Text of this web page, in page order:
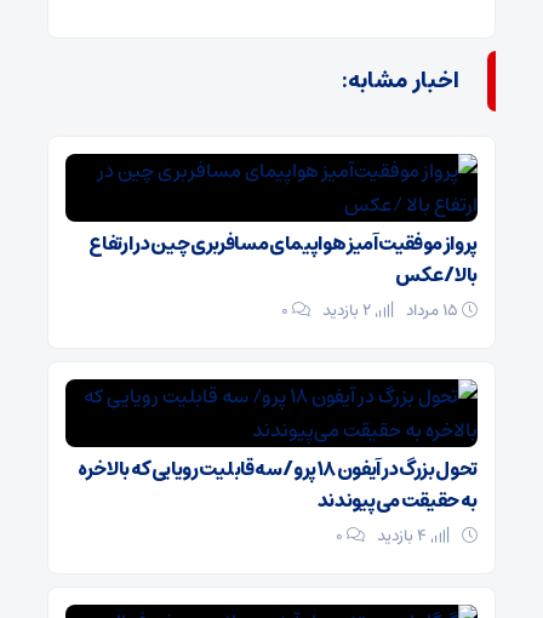
اخبار مشابه:
پرواز موفقیت‌آمیز هواپیمای مسافربری چین در ارتفاع
بالا /عکس
۰
تحول بزرگ در آیفون ۱۸ پرو/ سه قابلیت رویایی که بالاخره
به حقیقت می‌پیوندند
۰